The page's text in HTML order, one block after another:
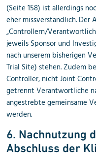
(Seite 158) ist allerdings
eher missverständlich. Der
„Controllern/
jeweils Sponsor und
nach unserem bisherigen
Trial Site) stehen. Zudem
Controller, nicht Joint
getrennt Verantwortliche
angestrebte gemeinsame
werden.
6. Nachnutzung
Abschluss der